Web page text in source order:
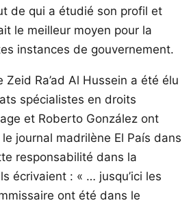
de qui a étudié son profil et
le meilleur moyen pour la
instances de gouvernement.
Zeid Ra’ad Al Hussein a été élu
spécialistes en droits
et Roberto González ont
journal madrilène El País dans
responsabilité dans la
écrivaient : « … jusqu’ici les
ont été dans le